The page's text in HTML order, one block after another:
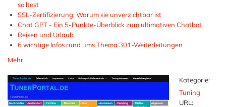
solltest
SSL-Zertifizierung: Warum sie unverzichtbar ist
Chat GPT - Ein 5-Punkte-Überblick zum ultimativen Chatbot
Reisen und Urlaub
6 wichtige Infos rund ums Thema 301-Weiterleitungen
Mehr
Kategorie:
Tuning
URL: